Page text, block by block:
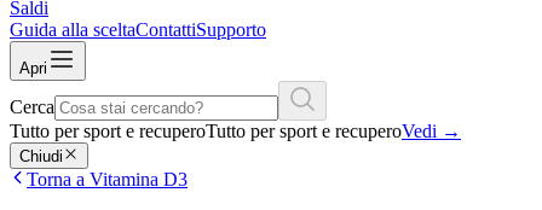
Saldi
Guida alla sceltaContattiSupporto
Apri
Cerca
Tutto per sport e recuperoTutto per sport e recuperoVedi →
Chiudi
Torna a Vitamina D3